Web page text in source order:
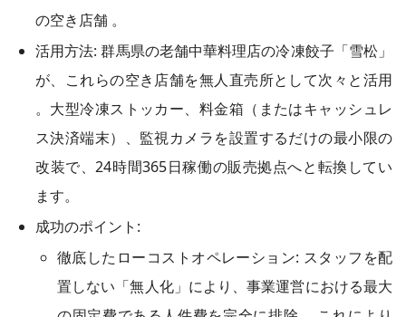
の空き店舗 。
活用方法: 群馬県の老舗中華料理店の冷凍餃子「雪松」
が、これらの空き店舗を無人直売所として次々と活用
。大型冷凍ストッカー、料金箱（またはキャッシュレ
ス決済端末）、監視カメラを設置するだけの最小限の
改装で、24時間365日稼働の販売拠点へと転換してい
ます。
成功のポイント:
徹底したローコストオペレーション: スタッフを配
置しない「無人化」により、事業運営における最大